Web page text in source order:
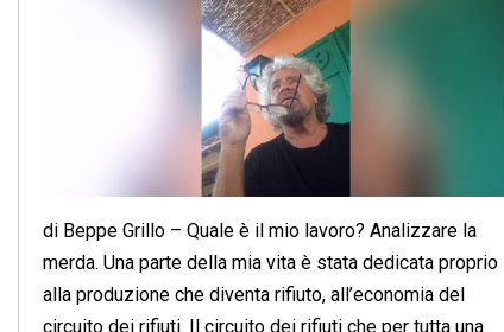
di Beppe Grillo – Quale è il mio lavoro? Analizzare la
merda. Una parte della mia vita è stata dedicata proprio
alla produzione che diventa rifiuto, all’economia del
circuito dei rifiuti. Il circuito dei rifiuti che per tutta una